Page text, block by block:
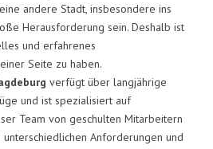
andere Stadt, insbesondere ins
Herausforderung sein. Deshalb ist
und erfahrenes
Seite zu haben.
verfügt über langjährige
und ist spezialisiert auf
Team von geschulten Mitarbeitern
Anforderungen und